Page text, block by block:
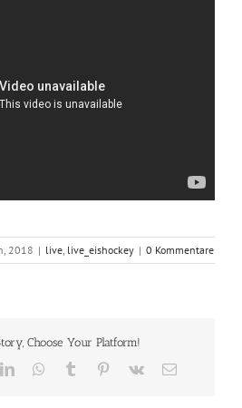
2018 | live live_eishockey | 0 Kommentare
Choose Your Platform!
LinkedInWhatsApp
Tumblr Pinterest
Vk
E-